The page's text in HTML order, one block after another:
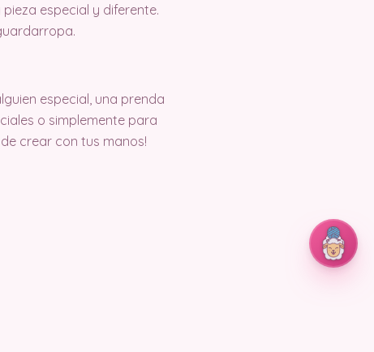
especial y diferente.
especial, una prenda
o simplemente para
crear con tus manos!